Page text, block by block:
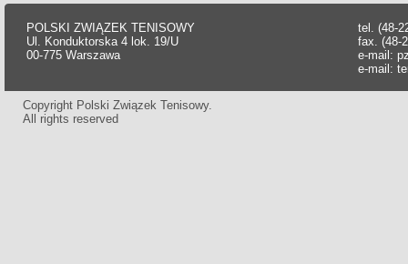
POLSKI ZWIĄZEK TENISOWY
Ul. Konduktorska 4 lok. 19/U
00-775 Warszawa
tel. (48-
fax. (48-
e-mail:
e-mail:
Copyright Polski Związek Tenisowy.
All rights reserved